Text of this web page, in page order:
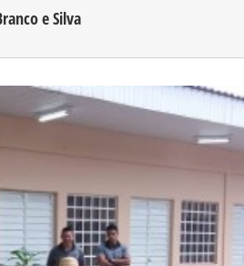
e Silva